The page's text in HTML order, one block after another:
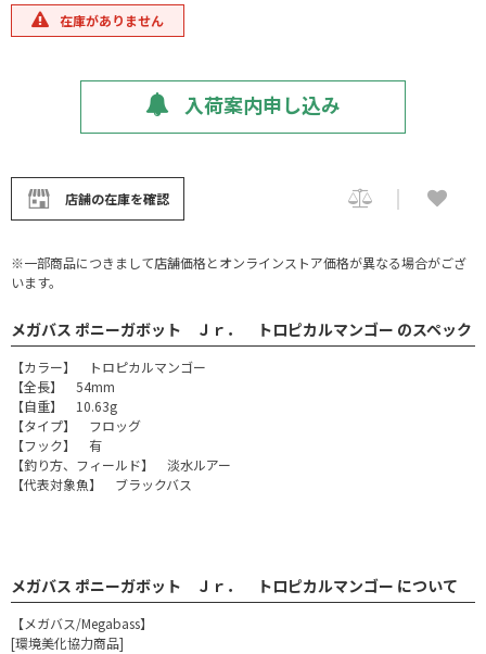
在庫がありません
入荷案内申し込み
店舗の在庫を確認
※一部商品につきまして店舗価格とオンラインストア価格が異なる場合がござ
います。
メガバス ポニーガボット Ｊｒ． トロピカルマンゴー のスペック
【カラー】 トロピカルマンゴー
【全長】 54mm
【自重】 10.63g
【タイプ】 フロッグ
【フック】 有
【釣り方、フィールド】 淡水ルアー
【代表対象魚】 ブラックバス
メガバス ポニーガボット Ｊｒ． トロピカルマンゴー について
【メガバス/Megabass】
[環境美化協力商品]